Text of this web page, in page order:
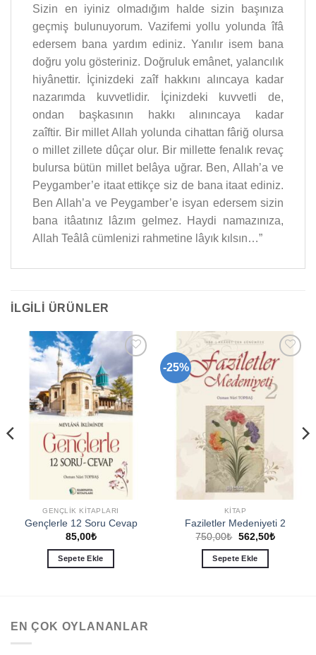
Sizin en iyiniz olmadığım halde sizin başınıza
geçmiş bulunuyorum. Vazifemi yollu yolunda îfâ
edersem bana yardım ediniz. Yanılır isem bana
doğru yolu gösteriniz. Doğruluk emânet, yalancılık
hiyânettir. İçinizdeki zaîf hakkını alıncaya kadar
nazarımda kuvvetlidir. İçinizdeki kuvvetli de,
ondan başkasının hakkı alınıncaya kadar
zaîftir. Bir millet Allah yolunda cihattan fâriğ olursa
o millet zillete dûçar olur. Bir millette fenalık revaç
bulursa bütün millet belâya uğrar. Ben, Allah’a ve
Peygamber’e itaat ettikçe siz de bana itaat ediniz.
Ben Allah’a ve Peygamber’e isyan edersem sizin
bana itâatınız lâzım gelmez. Haydi namazınıza,
Allah Teâlâ cümlenizi rahmetine lâyık kılsın…”
İLGILI ÜRÜNLER
wishlist
GENÇLIK KITAPLARI
Gençlerle 12 Soru Cevap
85,00₺
Sepete Ekle
-25%
Add to
wishlist
KITAP
Faziletler Medeniyeti 2
750,00₺ Orijinal
750,00₺.
562,50₺Şu
Sepete Ekle
EN ÇOK OYLANANLAR